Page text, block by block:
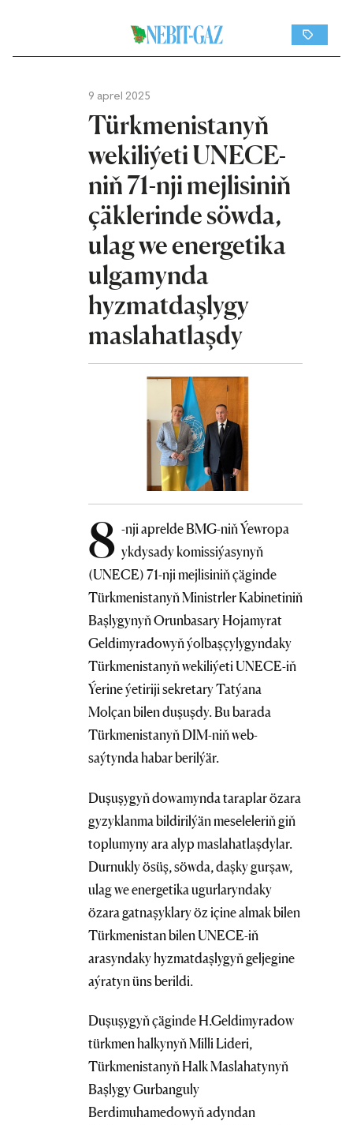
9 aprel 2025
Türkmenistanyň
wekiliýeti UNECE-
niň 71-nji mejlisiniň
çäklerinde söwda,
ulag we energetika
ulgamynda
hyzmatdaşlygy
maslahatlaşdy
8 -nji aprelde BMG-niň Ýewropa
ykdysady komissiýasynyň
(UNECE) 71-nji mejlisiniň çäginde
Türkmenistanyň Ministrler Kabinetiniň
Başlygynyň Orunbasary Hojamyrat
Geldimyradowyň ýolbaşçylygyndaky
Türkmenistanyň wekiliýeti UNECE-iň
Ýerine ýetiriji sekretary Tatýana
Molçan bilen duşuşdy. Bu barada
Türkmenistanyň DIM-niň web-
saýtynda habar berilýär.
Duşuşygyň dowamynda taraplar özara
gyzyklanma bildirilýän meseleleriň giň
toplumyny ara alyp maslahatlaşdylar.
Durnukly ösüş, söwda, daşky gurşaw,
ulag we energetika ugurlaryndaky
özara gatnaşyklary öz içine almak bilen
Türkmenistan bilen UNECE-iň
arasyndaky hyzmatdaşlygyň geljegine
aýratyn üns berildi.
Duşuşygyň çäginde H.Geldimyradow
türkmen halkynyň Milli Lideri,
Türkmenistanyň Halk Maslahatynyň
Başlygy Gurbanguly
Berdimuhamedowyň adyndan